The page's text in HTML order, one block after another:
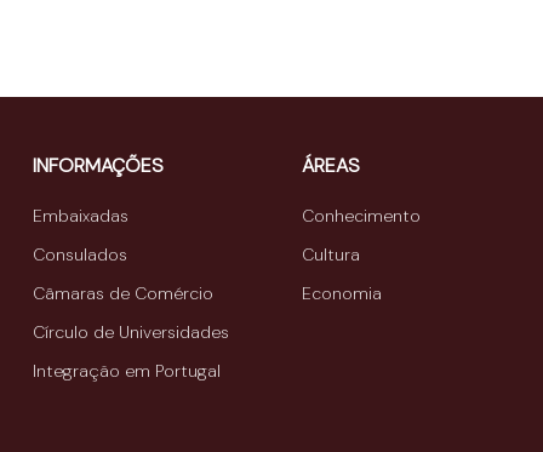
INFORMAÇÕES
Embaixadas
Consulados
Câmaras de Comércio
Círculo de Universidades
Integração em Portugal
ÁREAS
Conhecimento
Cultura
Economia